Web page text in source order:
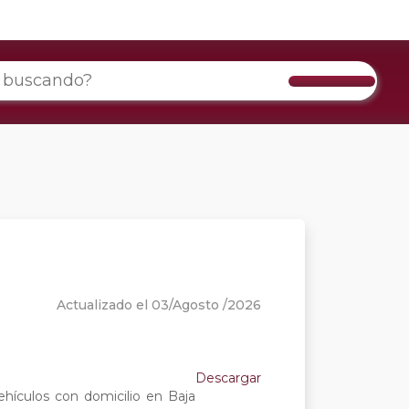
Actualizado el 03/Agosto /2026
Descargar
con domicilio en Baja